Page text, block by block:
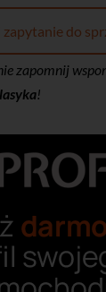
do
zapomnij
!